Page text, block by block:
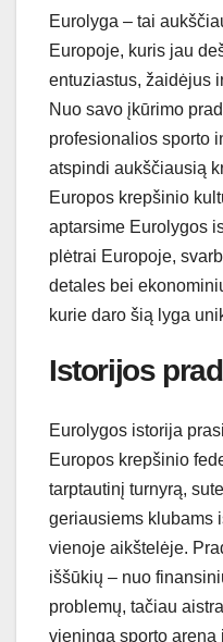
Eurolyga – tai
Europoje, kuris jau
entuziastus, žaidėjus
Nuo savo įkūrimo
profesionalios sporto
atspindi aukščiausią
Europos krepšinio
aptarsime Eurolygos
plėtrai Europoje,
detales bei
kurie daro šią lyga
Istorijos
Eurolygos istorija
Europos krepšinio
tarptautinį turnyrą,
geriausiems klubams
vienoje aikštelėje.
iššūkių – nuo
problemų, tačiau
vieningą sporto